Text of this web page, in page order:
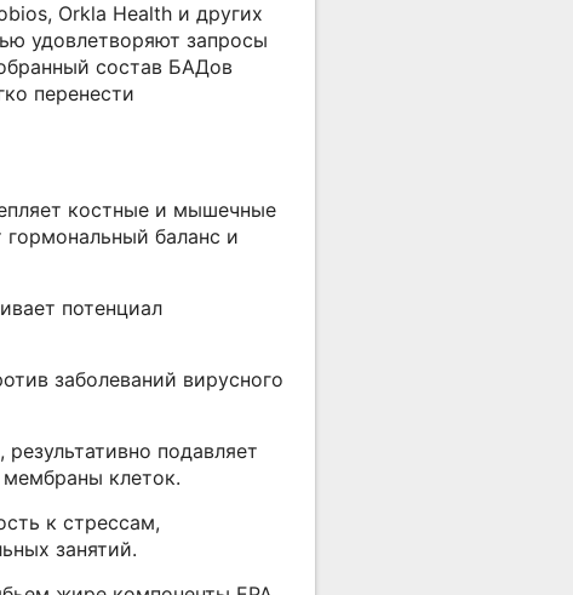
Orkla Health и других
удовлетворяют запросы
состав БАДов
перенести
костные и мышечные
гормональный баланс и
потенциал
заболеваний вирусного
подавляет
мембраны клеток.
к стрессам,
занятий.